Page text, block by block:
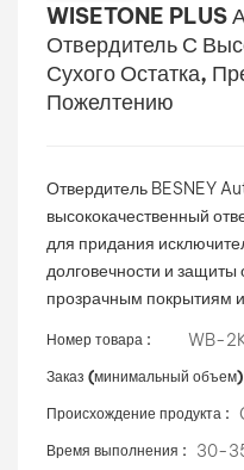
WISETONE PLUS
Отвердитель С
Сухого Остатка,
Пожелтению
Отвердитель BESNEY
высококачественный
для придания
долговечности и
прозрачным покрытиям
Номер товара : WB-
Заказ (минимальный
Происхождение продукта :
Время выполнения : 30-